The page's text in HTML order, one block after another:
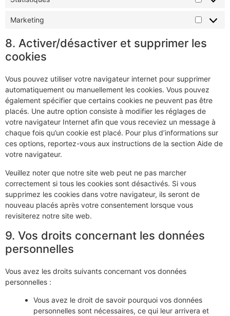
Marketing
8. Activer/désactiver et supprimer les
cookies
Vous pouvez utiliser votre navigateur internet pour supprimer
automatiquement ou manuellement les cookies. Vous pouvez
également spécifier que certains cookies ne peuvent pas être
placés. Une autre option consiste à modifier les réglages de
votre navigateur Internet afin que vous receviez un message à
chaque fois qu’un cookie est placé. Pour plus d’informations sur
ces options, reportez-vous aux instructions de la section Aide de
votre navigateur.
Veuillez noter que notre site web peut ne pas marcher
correctement si tous les cookies sont désactivés. Si vous
supprimez les cookies dans votre navigateur, ils seront de
nouveau placés après votre consentement lorsque vous
revisiterez notre site web.
9. Vos droits concernant les données
personnelles
Vous avez les droits suivants concernant vos données
personnelles :
Vous avez le droit de savoir pourquoi vos données
personnelles sont nécessaires, ce qui leur arrivera et